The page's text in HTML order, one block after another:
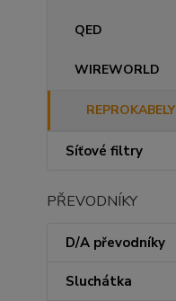
QED
WIREWORLD
REPROKABELY
Síťové filtry
PŘEVODNÍKY
D/A převodníky
Sluchátka